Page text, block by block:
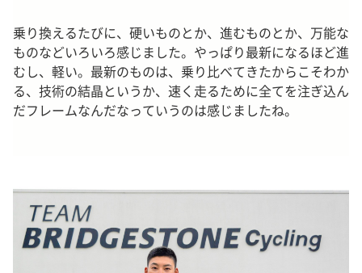
乗り換えるたびに、硬いものとか、進むものとか、万能な
ものなどいろいろ感じました。やっぱり最新になるほど進
むし、軽い。最新のものは、乗り比べてきたからこそわか
る、技術の結晶というか、速く走るために全てを注ぎ込ん
だフレームなんだなっていうのは感じましたね。